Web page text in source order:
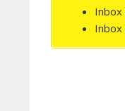
Inbox
Inbox